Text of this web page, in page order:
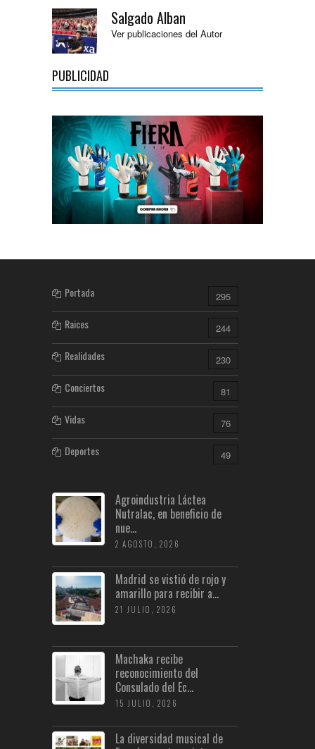
Salgado Alban
Ver publicaciones del Autor
PUBLICIDAD
Portada 295
Raices 244
Realidades 230
Conciertos 81
Vidas 76
Deportes 49
Agroindustria Láctea
Nutralac, en beneficio de
nue...
2 AGOSTO, 2026
Madrid se vistió de rojo y
amarillo para recibir a...
21 JULIO, 2026
Machaka recibe
reconocimiento del
Consulado del Ec...
15 JULIO, 2026
La diversidad musical de